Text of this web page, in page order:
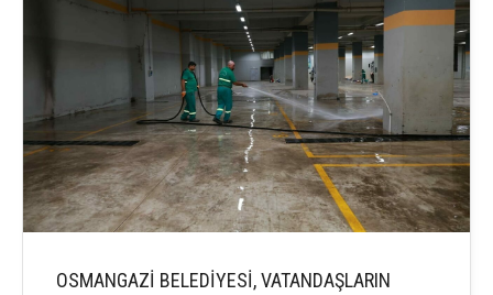
OSMANGAZİ BELEDİYESİ, VATANDAŞLARIN